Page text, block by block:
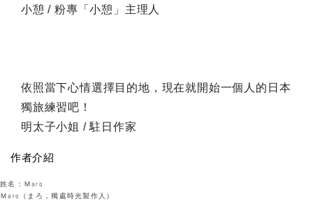
小憩 / 粉專「小憩」主理人
依照當下心情選擇目的地，現在就開始一個人的日本
獨旅練習吧！
明太子小姐 / 駐日作家
作者介紹
姓名：Ｍaro
Ｍaro（まろ，獨處時光製作人）